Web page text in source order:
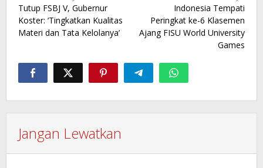
pos
Tutup FSBJ V, Gubernur
Koster: ‘Tingkatkan Kualitas
Materi dan Tata Kelolanya’
Indonesia Tempati
Peringkat ke-6 Klasemen
Ajang FISU World University
Games
Jangan Lewatkan